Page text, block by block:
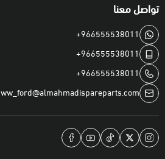
LS Sedan — 2000
LW Wagon — 2000–2003
Vue — 2002–2003
Astra — 2008–2009
SUZUKI
Reno — 2005–2008
⚙️ مواصفات المنتج
تواصل معنا
+966555538011
+966555538011
+966555538011
ww_ford@almahmadispareparts.com